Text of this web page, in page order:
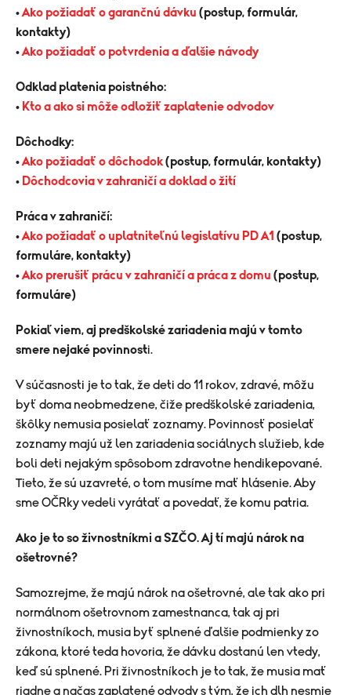
•Ako požiadať o garančnú dávku (postup, formulár,
kontakty)
•Ako požiadať o potvrdenia a ďalšie návody
Odklad platenia poistného:
• Kto a ako si môže odložiť zaplatenie odvodov
Dôchodky:
•Ako požiadať o dôchodok(postup, formulár, kontakty)
• Dôchodcovia v zahraničí a doklad o žití
Práca v zahraničí:
•Ako požiadať o uplatniteľnú legislatívu PD A1 (postup,
formuláre, kontakty)
•Ako prerušiť prácu v zahraničí a práca z domu (postup,
formuláre)
Pokiaľ viem, aj predškolské zariadenia majú v tomto
smere nejaké povinnosti.
V súčasnosti je to tak, že deti do 11 rokov, zdravé, môžu
byť doma neobmedzene, čiže predškolské zariadenia,
škôlky nemusia posielať zoznamy. Povinnosť posielať
zoznamy majú už len zariadenia sociálnych služieb, kde
boli deti nejakým spôsobom zdravotne hendikepované.
Tieto, že sú uzavreté, o tom musíme mať hlásenie. Aby
sme OČRky vedeli vyrátať a povedať, že komu patria.
Ako je to so živnostníkmi a SZČO. Aj tí majú nárok na
ošetrovné?
Samozrejme, že majú nárok na ošetrovné, ale tak ako pri
normálnom ošetrovnom zamestnanca, tak aj pri
živnostníkoch, musia byť splnené ďalšie podmienky zo
zákona, ktoré teda hovoria, že dávku dostanú len vtedy,
keď sú splnené. Pri živnostníkoch je to tak, že musia mať
riadne a načas zaplatené odvody s tým, že ich dlh nesmie